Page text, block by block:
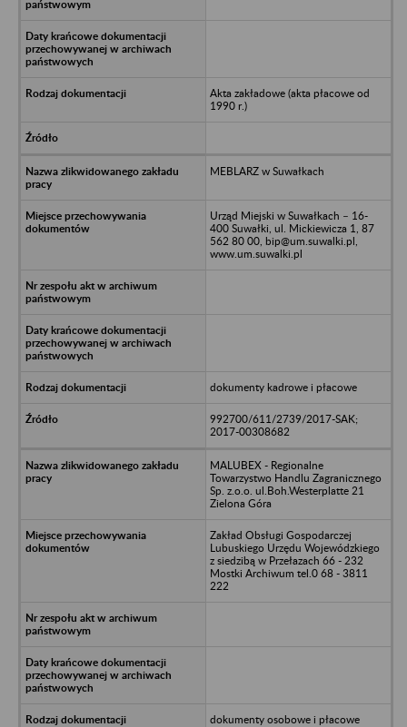
Akta zakładowe (akta płacowe od
1990 r.)
MEBLARZ w Suwałkach
Urząd Miejski w Suwałkach – 16-
400 Suwałki, ul. Mickiewicza 1, 87
562 80 00, bip@um.suwalki.pl,
www.um.suwalki.pl
dokumenty kadrowe i płacowe
992700/611/2739/2017-SAK;
2017-00308682
MALUBEX - Regionalne
Towarzystwo Handlu Zagranicznego
Sp. z.o.o. ul.Boh.Westerplatte 21
Zielona Góra
Zakład Obsługi Gospodarczej
Lubuskiego Urzędu Wojewódzkiego
z siedzibą w Przełazach 66 - 232
Mostki Archiwum tel.0 68 - 3811
222
dokumenty osobowe i płacowe